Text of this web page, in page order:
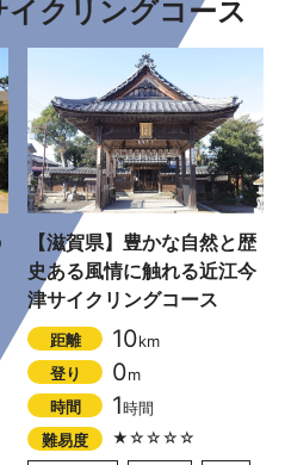
クリングコース
【滋賀県】豊かな自然と歴
史ある風情に触れる近江今
津サイクリングコース
距離 10km
登り
0m
時間
1時間
難易度
★☆☆☆☆